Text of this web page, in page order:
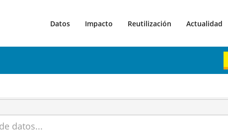
Datos Impacto Reutilización Actualidad